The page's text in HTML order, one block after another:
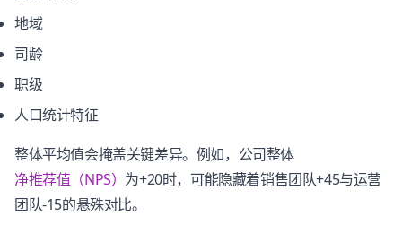
地域
司龄
职级
人口统计特征
整体平均值会掩盖关键差异。例如，公司整体
净推荐值（NPS） 为+20时，可能隐藏着销售团队+45与运营
团队-15的悬殊对比。